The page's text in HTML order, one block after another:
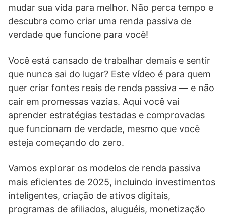
mudar sua vida para melhor. Não perca tempo e
descubra como criar uma renda passiva de
verdade que funcione para você!
Você está cansado de trabalhar demais e sentir
que nunca sai do lugar? Este vídeo é para quem
quer criar fontes reais de renda passiva — e não
cair em promessas vazias. Aqui você vai
aprender estratégias testadas e comprovadas
que funcionam de verdade, mesmo que você
esteja começando do zero.
Vamos explorar os modelos de renda passiva
mais eficientes de 2025, incluindo investimentos
inteligentes, criação de ativos digitais,
programas de afiliados, aluguéis, monetização